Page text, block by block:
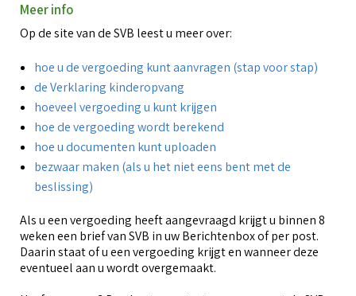
Meer info
Op de site van de SVB leest u meer over:
hoe u de vergoeding kunt aanvragen (stap voor stap)
de Verklaring kinderopvang
hoeveel vergoeding u kunt krijgen
hoe de vergoeding wordt berekend
hoe u documenten kunt uploaden
bezwaar maken (als u het niet eens bent met de
beslissing)
Als u een vergoeding heeft aangevraagd krijgt u binnen 8
weken een brief van SVB in uw Berichtenbox of per post.
Daarin staat of u een vergoeding krijgt en wanneer deze
eventueel aan u wordt overgemaakt.